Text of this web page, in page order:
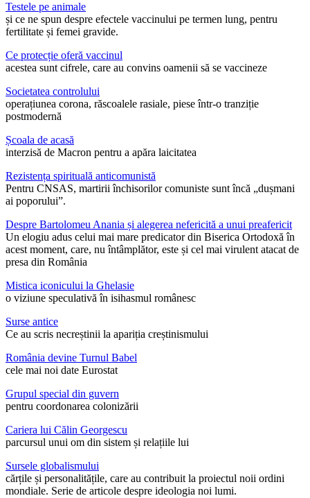
Testele pe animale
și ce ne spun despre efectele vaccinului pe termen lung, pentru
fertilitate și femei gravide.
Ce protecție oferă vaccinul
acestea sunt cifrele, care au convins oamenii să se vaccineze
Societatea controlului
operațiunea corona, răscoalele rasiale, piese într-o tranziție
postmodernă
Școala de acasă
interzisă de Macron pentru a apăra laicitatea
Rezistența spirituală anticomunistă
Pentru CNSAS, martirii închisorilor comuniste sunt încă „dușmani
ai poporului”.
Despre Bartolomeu Anania și alegerea nefericită a unui preafericit
Un elogiu adus celui mai mare predicator din Biserica Ortodoxă în
acest moment, care, nu întâmplător, este și cel mai virulent atacat de
presa din România
Mistica iconicului la Ghelasie
o viziune speculativă în isihasmul românesc
Surse antice
Ce au scris necreștinii la apariția creștinismului
România devine Turnul Babel
cele mai noi date Eurostat
Grupul special din guvern
pentru coordonarea colonizării
Cariera lui Călin Georgescu
parcursul unui om din sistem și relațiile lui
Sursele globalismului
cărțile și personalitățile, care au contribuit la proiectul noii ordini
mondiale. Serie de articole despre ideologia noi lumi.